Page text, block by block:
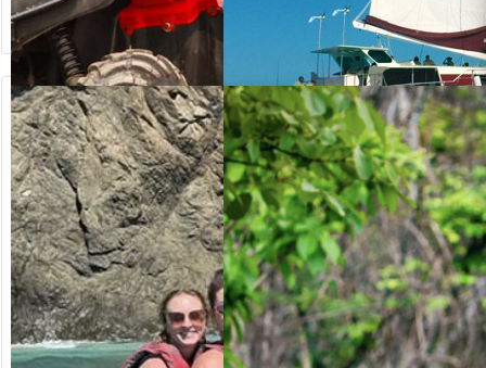
ab US$64.20 ab US$
125.00